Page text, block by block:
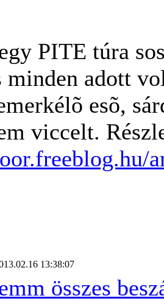
PITE túra
minden adott
esõ,
viccelt.
13:38:07
összes